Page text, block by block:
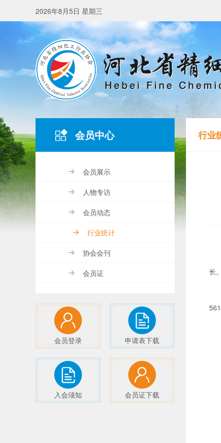
2026年8月5日 星期三
会员中心
会员展示
人物专访
会员动态
行业统计
协会会刊
会员证
会员登录 申请表下载
入会须知 会员证下载
行业
长